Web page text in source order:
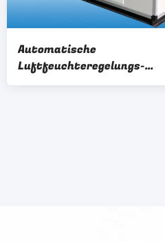
Automatische
Luftfeuchteregelungs-
trocknendes Rotor-